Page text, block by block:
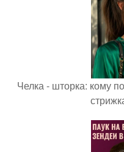
Челка - шторка: кому